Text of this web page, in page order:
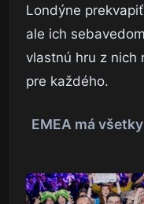
Londýne
ale ich
vlastnú hru z nich
pre každého.
EMEA má